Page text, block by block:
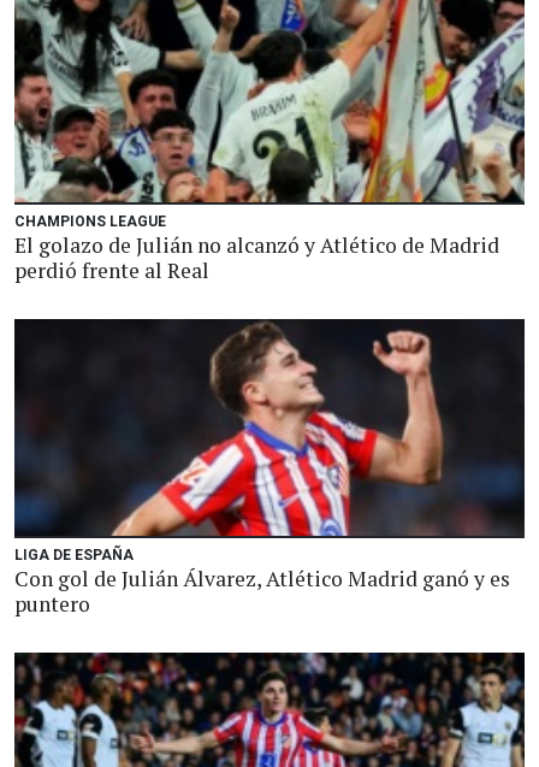
CHAMPIONS LEAGUE
El golazo de Julián no alcanzó y Atlético de Madrid
perdió frente al Real
LIGA DE ESPAÑA
Con gol de Julián Álvarez, Atlético Madrid ganó y es
puntero